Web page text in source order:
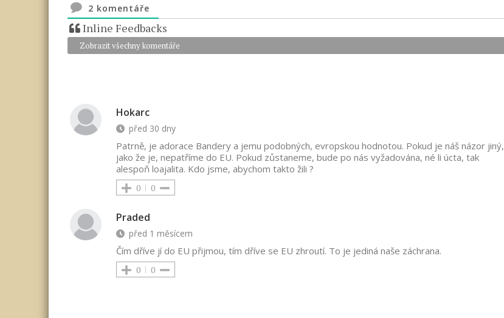
2 komentáře
Inline Feedbacks
Zobrazit všechny komentáře
Hokarc
před 30 dny
Patrně, je adorace Bandery a jemu podobných, evropskou hodnotou. Pokud je náš názor jiný,
jako že je, nepatříme do EU. Pokud zůstaneme, bude po nás vyžadována, né li úcta, tak
alespoň loajalita. Kdo jsme, abychom takto žili ?
0 0
Praded
před 1 měsícem
Čím dříve jí do EU přijmou, tím dříve se EU zhroutí. To je jediná naše záchrana.
0 0